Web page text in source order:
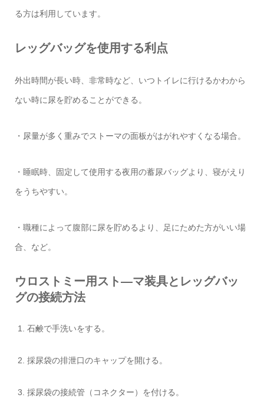
る方は利用しています。
レッグバッグを使用する利点
外出時間が長い時、非常時など、いつトイレに行けるかわから
ない時に尿を貯めることができる。
・尿量が多く重みでストーマの面板がはがれやすくなる場合。
・睡眠時、固定して使用する夜用の蓄尿バッグより、寝がえり
をうちやすい。
・職種によって腹部に尿を貯めるより、足にためた方がいい場
合、など。
ウロストミー用スト―マ装具とレッグバッ
グの接続方法
石鹸で手洗いをする。
採尿袋の排泄口のキャップを開ける。
採尿袋の接続管（コネクター）を付ける。